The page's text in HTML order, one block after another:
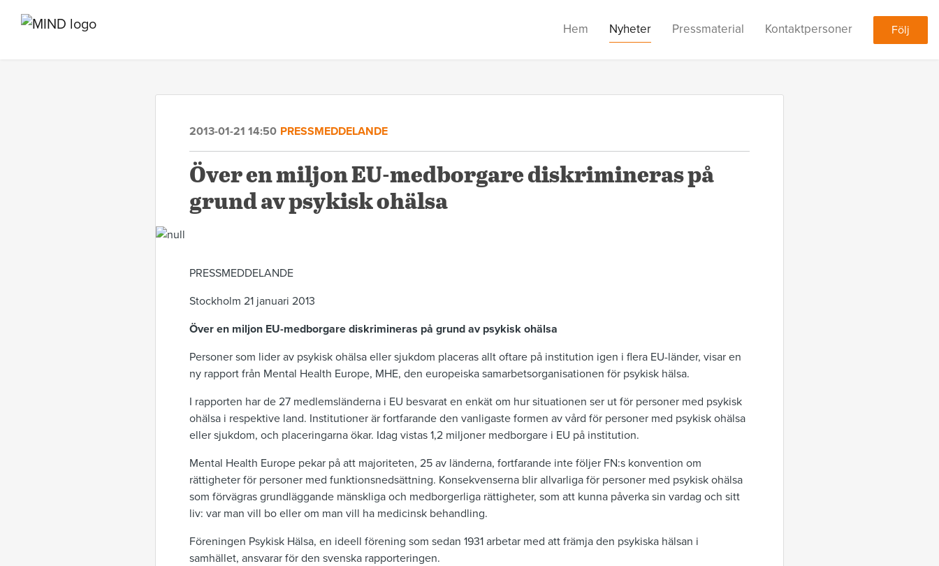
Hem Nyheter Pressmaterial Kontaktpersoner Följ
2013-01-21 14:50 PRESSMEDDELANDE
Över en miljon EU-medborgare diskrimineras på
grund av psykisk ohälsa
PRESSMEDDELANDE
Stockholm 21 januari 2013
Över en miljon EU-medborgare diskrimineras på grund av psykisk ohälsa
Personer som lider av psykisk ohälsa eller sjukdom placeras allt oftare på institution igen i flera EU-länder, visar en
ny rapport från Mental Health Europe, MHE, den europeiska samarbetsorganisationen för psykisk hälsa.
I rapporten har de 27 medlemsländerna i EU besvarat en enkät om hur situationen ser ut för personer med psykisk
ohälsa i respektive land. Institutioner är fortfarande den vanligaste formen av vård för personer med psykisk ohälsa
eller sjukdom, och placeringarna ökar. Idag vistas 1,2 miljoner medborgare i EU på institution.
Mental Health Europe pekar på att majoriteten, 25 av länderna, fortfarande inte följer FN:s konvention om
rättigheter för personer med funktionsnedsättning. Konsekvenserna blir allvarliga för personer med psykisk ohälsa
som förvägras grundläggande mänskliga och medborgerliga rättigheter, som att kunna påverka sin vardag och sitt
liv: var man vill bo eller om man vill ha medicinsk behandling.
Föreningen Psykisk Hälsa, en ideell förening som sedan 1931 arbetar med att främja den psykiska hälsan i
samhället, ansvarar för den svenska rapporteringen.